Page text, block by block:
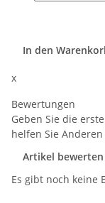
In den
x
Bewertungen
Geben Sie die
helfen Sie
Artikel bewerten
Es gibt noch keine